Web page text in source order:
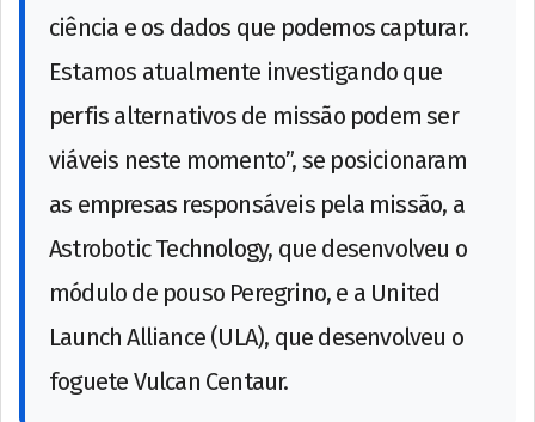
ciência e os dados que podemos capturar.
Estamos atualmente investigando que
perfis alternativos de missão podem ser
viáveis neste momento”, se posicionaram
as empresas responsáveis pela missão, a
Astrobotic Technology, que desenvolveu o
módulo de pouso Peregrino, e a United
Launch Alliance (ULA), que desenvolveu o
foguete Vulcan Centaur.